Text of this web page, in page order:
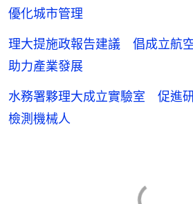
優化城市管理
理大提施政報告建議 倡成立航
助力產業發展
水務署夥理大成立實驗室 促進
檢測機械人